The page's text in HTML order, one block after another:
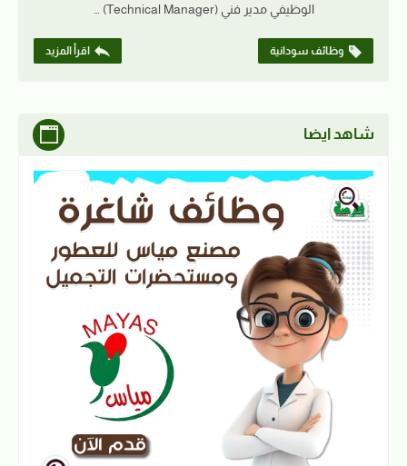
الوظيفي مدير فني (Technical Manager) …
وظائف سودانية اقرأ المزيد
شاهد ايضا